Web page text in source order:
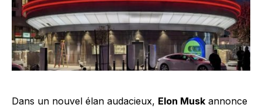
Dans un nouvel élan audacieux, Elon Musk annonce